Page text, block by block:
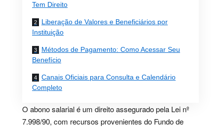
Tem Direito
Liberação de Valores e Beneficiários por
Instituição
Métodos de Pagamento: Como Acessar Seu
Benefício
Canais Oficiais para Consulta e Calendário
Completo
O abono salarial é um direito assegurado pela Lei nº
7.998/90, com recursos provenientes do Fundo de